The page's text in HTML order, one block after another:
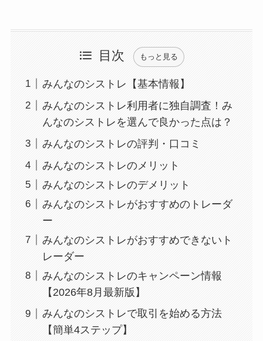
目次 もっと見る
みんなのシストレ【基本情報】
みんなのシストレ利用者に独自調査！み
んなのシストレを選んで良かった点は？
みんなのシストレの評判・口コミ
みんなのシストレのメリット
みんなのシストレのデメリット
みんなのシストレがおすすめのトレーダ
ー
みんなのシストレがおすすめできないト
レーダー
みんなのシストレのキャンペーン情報
【2026年8月最新版】
みんなのシストレで取引を始める方法
【簡単4ステップ】